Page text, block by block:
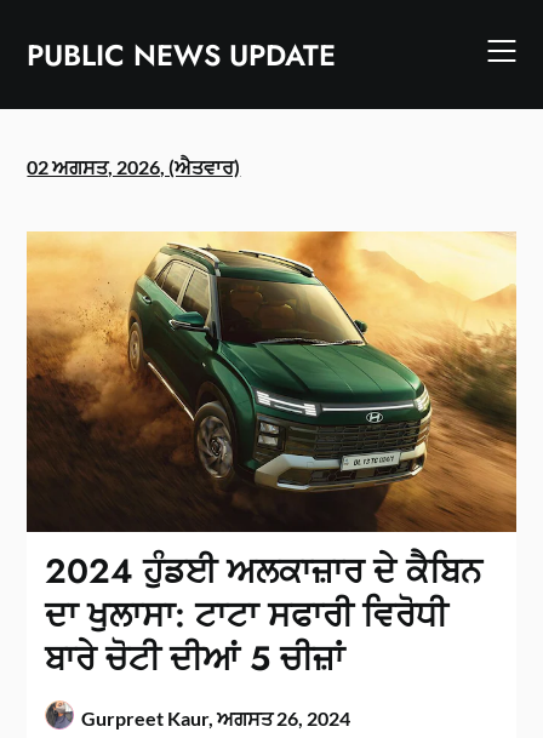
contentPUBLIC NEWS UPDATE
02 ਅਗਸਤ, 2026, (ਐਤਵਾਰ)
2024 ਹੁੰਡਈ ਅਲਕਾਜ਼ਾਰ ਦੇ ਕੈਬਿਨ
ਦਾ ਖੁਲਾਸਾ: ਟਾਟਾ ਸਫਾਰੀ ਵਿਰੋਧੀ
ਬਾਰੇ ਚੋਟੀ ਦੀਆਂ 5 ਚੀਜ਼ਾਂ
Gurpreet Kaur,ਅਗਸਤ 26, 2024